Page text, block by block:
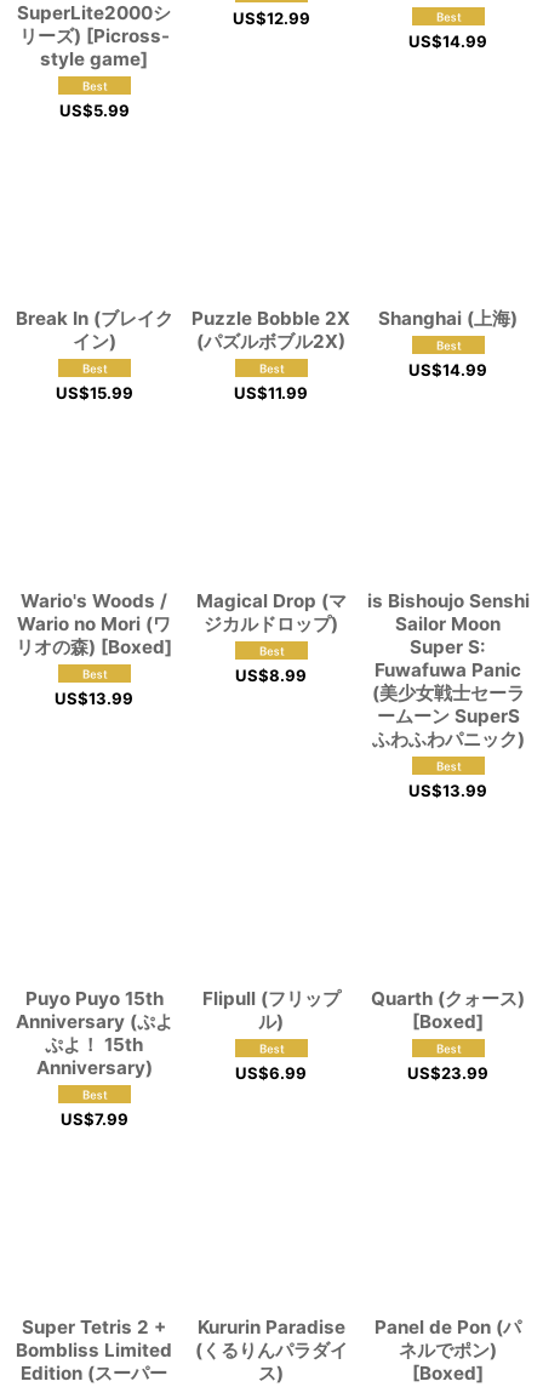
SuperLite2000シ
リーズ) [Picross-
style game]
US$5.99
US$12.99
US$14.99
Break In (ブレイク
イン)
US$15.99
Puzzle Bobble 2X
(パズルボブル2X)
US$11.99
Shanghai (上海)
US$14.99
Wario's Woods /
Wario no Mori (ワ
リオの森) [Boxed]
US$13.99
Magical Drop (マ
ジカルドロップ)
US$8.99
is Bishoujo Senshi
Sailor Moon
Super S:
Fuwafuwa Panic
(美少女戦士セーラ
ームーン SuperS
ふわふわパニック)
US$13.99
Puyo Puyo 15th
Anniversary (ぷよ
ぷよ！ 15th
Anniversary)
US$7.99
Flipull (フリップ
ル)
US$6.99
Quarth (クォース)
[Boxed]
US$23.99
Super Tetris 2 +
Bombliss Limited
Edition (スーパー
Kururin Paradise
(くるりんパラダイ
ス)
Panel de Pon (パ
ネルでポン)
[Boxed]